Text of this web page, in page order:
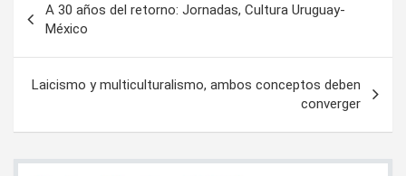
de
entradas
A 30 años del retorno: Jornadas, Cultura Uruguay-
México
Laicismo y multiculturalismo, ambos conceptos deben
converger